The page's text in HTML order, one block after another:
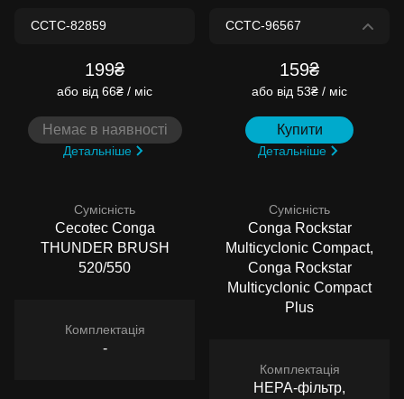
199₴
або від 66₴ / міс
Немає в наявності
Детальніше
Сумісність
Cecotec Conga
THUNDER BRUSH
520/550
Комплектація
-
159₴
або від 53₴ / міс
Купити
Детальніше
Сумісність
Conga Rockstar
Multicyclonic Compact,
Conga Rockstar
Multicyclonic Compact
Plus
Комплектація
HEPA-фільтр,